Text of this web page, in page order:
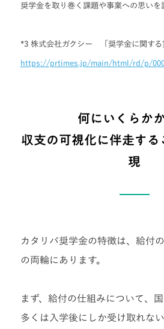
奨学金を取り巻く課題や事業への思いを
*3 株式会社ガクシー 「奨学金に関する
https://prtimes.jp/main/html/rd/p/
何にいくらか
収支の可視化に伴走す
現
カタリバ奨学金の特徴は、給付
の両輪にあります。
まず、給付の仕組みについて、
多くは入学後にしか受け取れな